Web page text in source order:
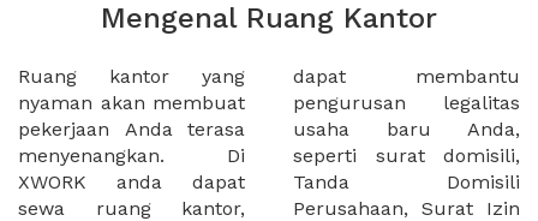
Mengenal Ruang Kantor
Ruang kantor yang
nyaman akan membuat
pekerjaan Anda terasa
menyenangkan. Di
XWORK anda dapat
sewa ruang kantor,
dapat membantu
pengurusan legalitas
usaha baru Anda,
seperti surat domisili,
Tanda Domisili
Perusahaan, Surat Izin